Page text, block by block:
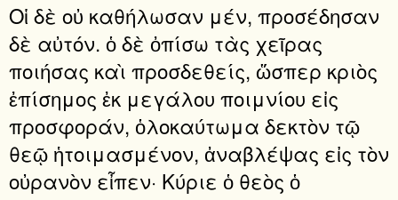
Οἱ δὲ οὐ καθήλωσαν μέν, προσέδησαν
δὲ αὐτόν. ὁ δὲ ὀπίσω τὰς χεῖρας
ποιήσας καὶ προσδεθείς, ὥσπερ κριὸς
ἐπίσημος ἐκ μεγάλου ποιμνίου εἰς
προσφοράν, ὁλοκαύτωμα δεκτὸν τῷ
θεῷ ἡτοιμασμένον, ἀναβλέψας εἰς τὸν
οὐρανὸν εἶπεν· Κύριε ὁ θεὸς ὁ